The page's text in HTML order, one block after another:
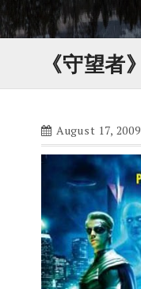
《守望者》
August 17, 2009